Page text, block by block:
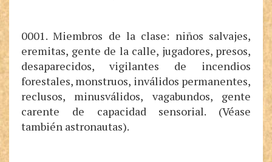
0001. Miembros de la clase: niños salvajes,
eremitas, gente de la calle, jugadores, presos,
desaparecidos, vigilantes de incendios
forestales, monstruos, inválidos permanentes,
reclusos, minusválidos, vagabundos, gente
carente de capacidad sensorial. (Véase
también astronautas).